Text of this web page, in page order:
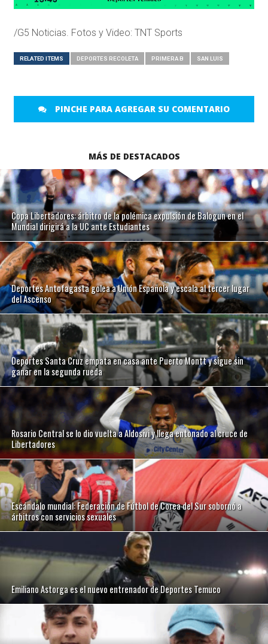
/G5 Noticias. Fotos y Video: TNT Sports
RELATED ITEMS DEPORTES RECOLETA PRIMERA B SAN LUIS
PINCHE PARA AGREGAR SU COMENTARIO
MÁS DE DESTACADOS
Copa Libertadores: árbitro de la polémica expulsión de Balogun en el
Mundial dirigirá a la UC ante Estudiantes
Deportes Antofagasta golea a Unión Española y escala al tercer lugar
del Ascenso
Deportes Santa Cruz empata en casa ante Puerto Montt y sigue sin
ganar en la segunda rueda
Rosario Central se lo dio vuelta a Aldosivi y llega entonado al cruce de
Libertadores
Escándalo mundial: Federación de Fútbol de Corea del Sur sobornó a
árbitros con servicios sexuales
Emiliano Astorga es el nuevo entrenador de Deportes Temuco